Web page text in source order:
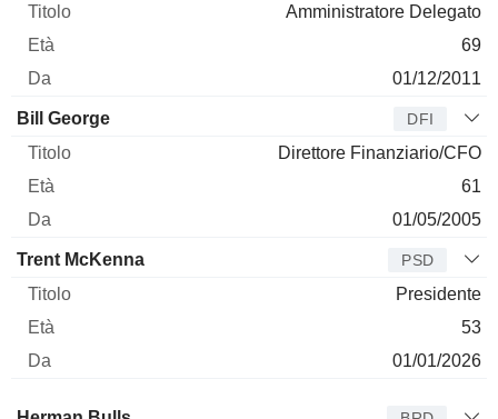
Amministratore Delegato
69
01/12/2011
Bill George DFI
Direttore Finanziario/CFO
61
01/05/2005
Trent McKenna PSD
Presidente
53
01/01/2026